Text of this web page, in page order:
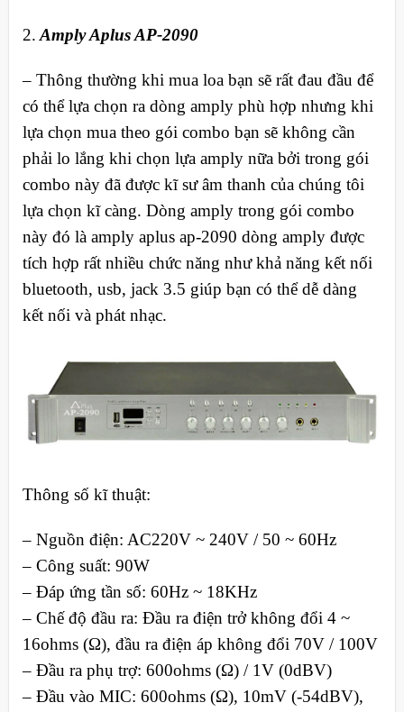
2. Amply Aplus AP-2090
– Thông thường khi mua loa bạn sẽ rất đau đầu để
có thể lựa chọn ra dòng amply phù hợp nhưng khi
lựa chọn mua theo gói combo bạn sẽ không cần
phải lo lắng khi chọn lựa amply nữa bởi trong gói
combo này đã được kĩ sư âm thanh của chúng tôi
lựa chọn kĩ càng. Dòng amply trong gói combo
này đó là amply aplus ap-2090 dòng amply được
tích hợp rất nhiều chức năng như khả năng kết nối
bluetooth, usb, jack 3.5 giúp bạn có thể dễ dàng
kết nối và phát nhạc.
Thông số kĩ thuật:
– Nguồn điện: AC220V ~ 240V / 50 ~ 60Hz
– Công suất: 90W
– Đáp ứng tần số: 60Hz ~ 18KHz
– Chế độ đầu ra: Đầu ra điện trở không đổi 4 ~
16ohms (Ω), đầu ra điện áp không đổi 70V / 100V
– Đầu ra phụ trợ: 600ohms (Ω) / 1V (0dBV)
– Đầu vào MIC: 600ohms (Ω), 10mV (-54dBV),